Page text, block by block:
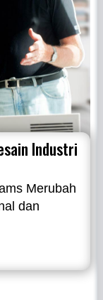
Industri
Merubah
dan